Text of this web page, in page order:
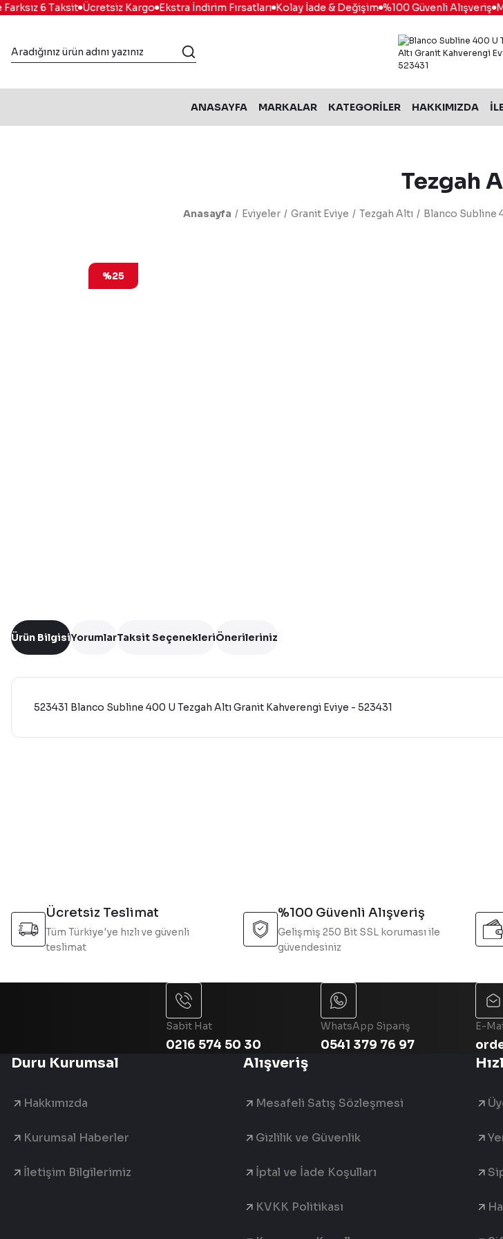
6 Taksit Ücretsiz Kargo Ekstra İndirim Fırsatları Kolay İade & Değişim %100 Güvenli Alışveriş Mail
ANASAYFA MARKALAR KATEGORİLER HAKKIMIZDA
Tezgah
Anasayfa Eviyeler Granit Eviye Tezgah Altı Blanco Subline
%25
Ürün BilgisiYorumlarTaksit SeçenekleriÖnerileriniz
523431 Blanco Subline 400 U Tezgah Altı Granit Kahverengi Eviye - 523431
Bu ürüne benzer farklı alternatifler olmalı.
Ücretsiz Teslimat
Tüm Türkiye'ye hızlı ve güvenli
teslimat
%100 Güvenli Alışveriş
Gelişmiş 250 Bit SSL koruması ile
güvendesiniz
Sabit Hat
0216 574 50 30
WhatsApp Sipariş
0541 379 76 97
E-
Duru Kurumsal
Hakkımızda
Kurumsal Haberler
İletişim Bilgilerimiz
Alışveriş
Mesafeli Satış Sözleşmesi
Gizlilik ve Güvenlik
İptal ve İade Koşulları
KVKK Politikası